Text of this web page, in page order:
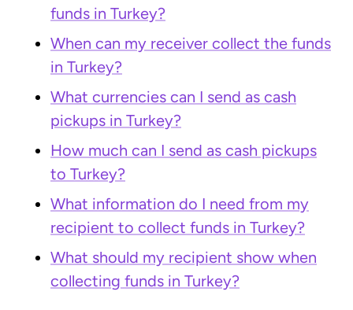
funds in Turkey?
When can my receiver collect the funds
in Turkey?
What currencies can I send as cash
pickups in Turkey?
How much can I send as cash pickups
to Turkey?
What information do I need from my
recipient to collect funds in Turkey?
What should my recipient show when
collecting funds in Turkey?